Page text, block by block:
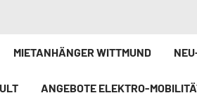
MIETANHÄNGER WITTMUND
ANGEBOTE ELEKTRO-